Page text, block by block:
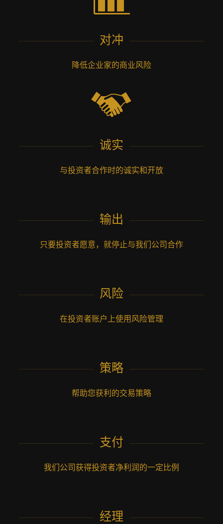
对冲
降低企业家的商业风险
诚实
与投资者合作时的诚实和开放
输出
只要投资者愿意，就停止与我们公司合作
风险
在投资者账户上使用风险管理
策略
帮助您获利的交易策略
支付
我们公司获得投资者净利润的一定比例
经理